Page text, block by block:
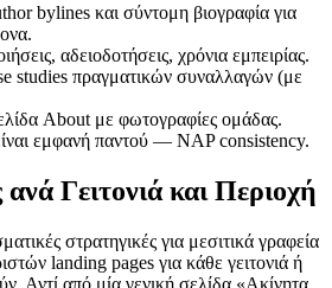
bylines και σύντομη βιογραφία για
αδειοδοτήσεις, χρόνια εμπειρίας.
studies πραγματικών συναλλαγών (με
About με φωτογραφίες ομάδας.
εμφανή παντού — NAP consistency.
ανά Γειτονιά και Περιοχή
στρατηγικές για μεσιτικά γραφεία
landing pages για κάθε γειτονιά ή
Αντί από μία γενική σελίδα «Ακίνητα